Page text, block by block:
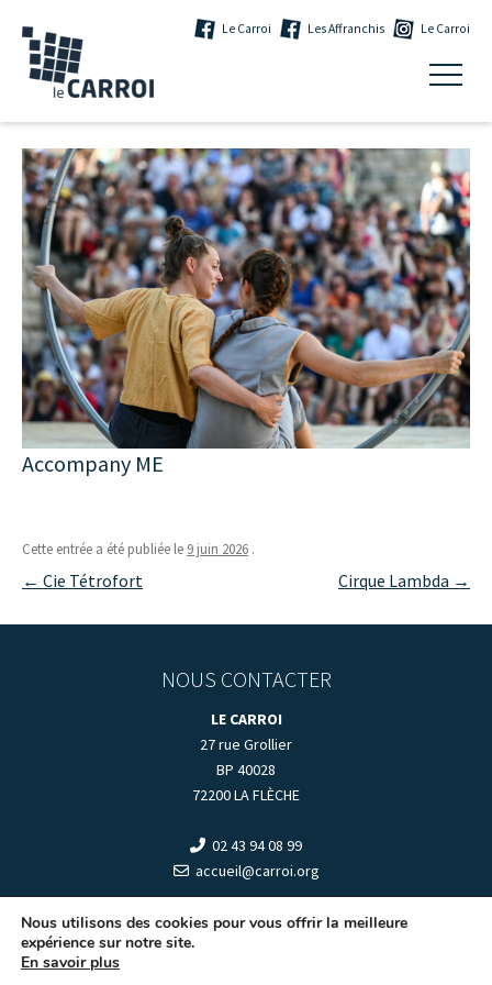
Le Carroi Les Affranchis Le Carroi
Accompany ME
Cette entrée a été publiée le 9 juin 2026 .
Navigation
← Cie Tétrofort Cirque Lambda →
NOUS CONTACTER
LE CARROI
27 rue Grollier
BP 40028
72200 LA FLÈCHE
02 43 94 08 99
accueil@carroi.org
+HORAIRES D'OUVERTURE+
Nous utilisons des cookies pour vous offrir la meilleure
expérience sur notre site.
En savoir plus